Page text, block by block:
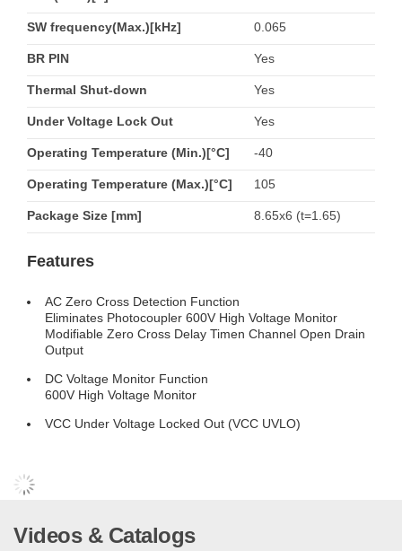
SW frequency(Max.)[kHz] 0.065
BR PIN Yes
Thermal Shut-down Yes
Under Voltage Lock Out Yes
Operating Temperature (Min.)[°C] -40
Operating Temperature (Max.)[°C] 105
Package Size [mm] 8.65x6 (t=1.65)
Features
AC Zero Cross Detection Function
Eliminates Photocoupler 600V High Voltage Monitor
Modifiable Zero Cross Delay Timen Channel Open Drain
Output
DC Voltage Monitor Function
600V High Voltage Monitor
VCC Under Voltage Locked Out (VCC UVLO)
Videos & Catalogs